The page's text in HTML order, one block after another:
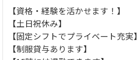
【資格・経験を活かせます！】
【土日祝休み】
【固定シフトでプライベート充実】
【制服貸与あります】